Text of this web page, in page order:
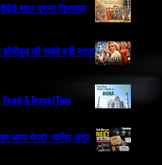
साल पुराना दिलचस्प
की सबसे बड़ी स्टार
& Travel Tips
आया पेपर? जानिए अंदर